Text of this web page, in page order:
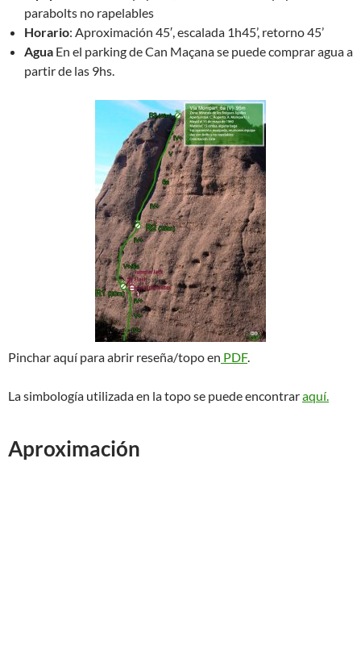
parabolts no rapelables
Horario: Aproximación 45′, escalada 1h45’, retorno 45’
Agua En el parking de Can Maçana se puede comprar agua a
partir de las 9hs.
Pinchar aquí para abrir reseña/topo en PDF.
La simbología utilizada en la topo se puede encontraraquí.
Aproximación